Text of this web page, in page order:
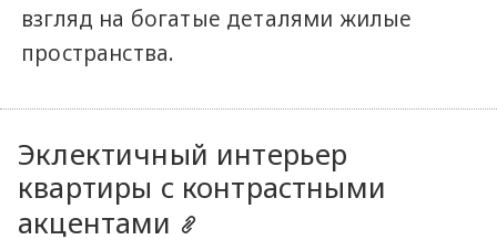
взгляд на богатые деталями жилые
пространства.
Эклектичный интерьер
квартиры с контрастными
акцентами